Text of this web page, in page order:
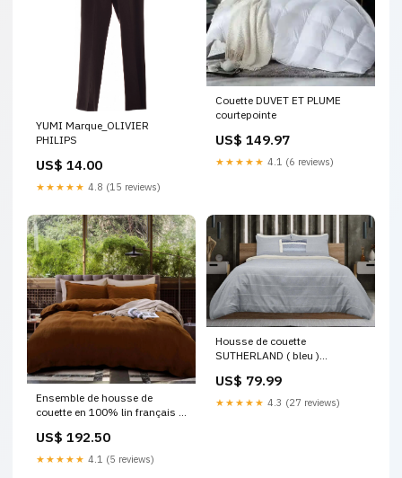
YUMI Marque_OLIVIER
PHILIPS
US$ 14.00
★★★★★ 4.8 (15 reviews)
Couette DUVET ET PLUME
courtepointe
US$ 149.97
★★★★★ 4.1 (6 reviews)
Ensemble de housse de
couette en 100% lin français (
US$ 192.50
★★★★★ 4.1 (5 reviews)
Housse de couette
SUTHERLAND ( bleu )
US$ 79.99
★★★★★ 4.3 (27 reviews)